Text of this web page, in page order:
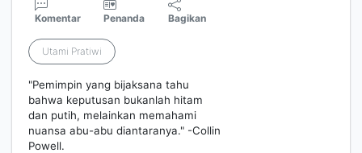
Komentar Penanda Bagikan
Utami Pratiwi
"Pemimpin yang bijaksana tahu
bahwa keputusan bukanlah hitam
dan putih, melainkan memahami
nuansa abu-abu diantaranya." -Collin
Powell.